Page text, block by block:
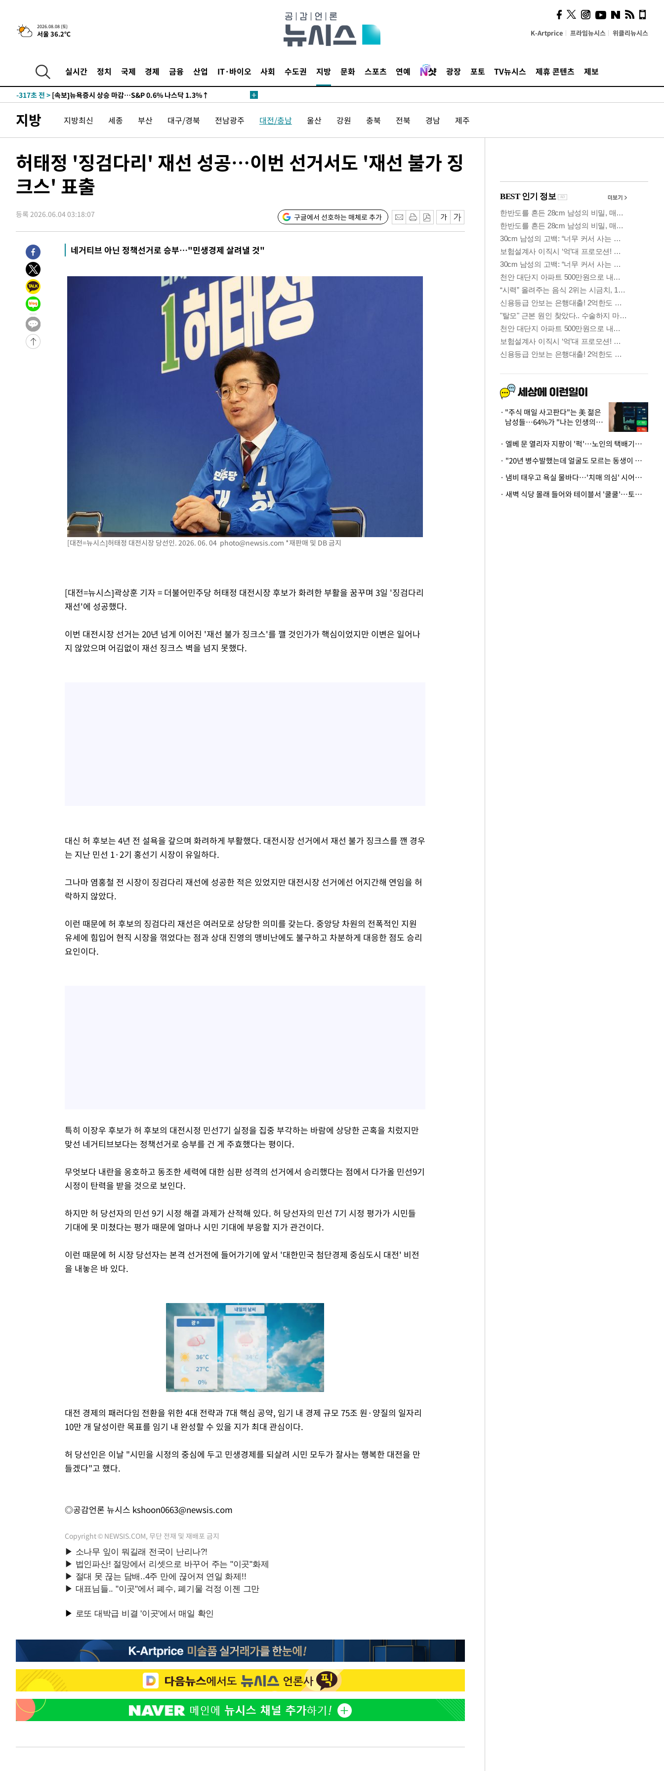
2026.08.08 (토)
서울 36.2℃ K-Artprice 프라임뉴시스 위클리뉴시스
실시간 정치 국제 경제 금융 산업 IT·바이오 사회 수도권 지방 문화 스포츠 연예 광장 포토 TV뉴시스 제휴 콘텐츠 제보
-26808초 전 >여수 오동도 해상서 모터보트 전복…1명 사망·1명 실종
-23035초 전 >극한폭염 한풀 꺾이지만…'낮 최고 35도' 무더위, 열대야 계속[다음
-18570초 전 >
-7191초 전 >
'최고 37도' 폭염 지속…강원동해안 최대 150㎜ 비
-317초 전 > [속보]뉴욕증시 상승 마감…S&P 0.6% 나스닥 1.3%↑
-29918초 전 >
선재도서 해루질 나섰다 실종 60대, 닷새 만에 숨진 채 발견
-23055초 전 >극한폭염 한풀 꺾이지만…'낮 최고 35도' 무더위, 열대야 계속[다음
주 날씨]
축구협회 "압수수색·성접대 논란 사과…쇄신의 기회로 삼겠다"
-18590초 전 >
[속보]'압수수색·성접대 논란' 축구협회 "실망과 걱정 안겨드려 죄
-337초 전 >[속보]뉴욕증시 상승 마감…S&P 0.6% 나스닥 1.3%↑
지방 지방최신 세종 부산 대구/경북 전남광주 대전/충남 울산 강원 충북 전북 경남 제주
허태정 '징검다리' 재선 성공…이번 선거서도 '재선 불가 징
크스' 표출
등록 2026.06.04 03:18:07 구글에서 선호하는 매체로 추가
네거티브 아닌 정책선거로 승부…"민생경제 살려낼 것"
[대전=뉴시스]허태정 대전시장 당선인. 2026. 06. 04 photo@newsis.com *재판매 및 DB 금지
[대전=뉴시스]곽상훈 기자 = 더불어민주당 허태정 대전시장 후보가 화려한 부활을 꿈꾸며 3일 '징검다리
재선'에 성공했다.
이번 대전시장 선거는 20년 넘게 이어진 '재선 불가 징크스'를 깰 것인가가 핵심이었지만 이변은 일어나
지 않았으며 어김없이 재선 징크스 벽을 넘지 못했다.
대신 허 후보는 4년 전 설욕을 갚으며 화려하게 부활했다. 대전시장 선거에서 재선 불가 징크스를 깬 경우
는 지난 민선 1·2기 홍선기 시장이 유일하다.
그나마 염홍철 전 시장이 징검다리 재선에 성공한 적은 있었지만 대전시장 선거에선 어지간해 연임을 허
락하지 않았다.
이런 때문에 허 후보의 징검다리 재선은 여러모로 상당한 의미를 갖는다. 중앙당 차원의 전폭적인 지원
유세에 힘입어 현직 시장을 꺾었다는 점과 상대 진영의 맹비난에도 불구하고 차분하게 대응한 점도 승리
요인이다.
특히 이장우 후보가 허 후보의 대전시정 민선7기 실정을 집중 부각하는 바람에 상당한 곤혹을 치렀지만
맞선 네거티브보다는 정책선거로 승부를 건 게 주효했다는 평이다.
무엇보다 내란을 옹호하고 동조한 세력에 대한 심판 성격의 선거에서 승리했다는 점에서 다가올 민선9기
시정이 탄력을 받을 것으로 보인다.
하지만 허 당선자의 민선 9기 시정 해결 과제가 산적해 있다. 허 당선자의 민선 7기 시정 평가가 시민들
기대에 못 미쳤다는 평가 때문에 얼마나 시민 기대에 부응할 지가 관건이다.
이런 때문에 허 시장 당선자는 본격 선거전에 들어가기에 앞서 '대한민국 첨단경제 중심도시 대전' 비전
을 내놓은 바 있다.
Mute
대전 경제의 패러다임 전환을 위한 4대 전략과 7대 핵심 공약, 임기 내 경제 규모 75조 원·양질의 일자리
10만 개 달성이란 목표를 임기 내 완성할 수 있을 지가 최대 관심이다.
허 당선인은 이날 "시민을 시정의 중심에 두고 민생경제를 되살려 시민 모두가 잘사는 행복한 대전을 만
들겠다"고 했다.
◎공감언론 뉴시스 kshoon0663@newsis.com
Copyright © NEWSIS.COM, 무단 전재 및 재배포 금지
사이 해답 찾았죠"…알을
깨고 나온 '초자아'
"주식 매일 사고판다"는 美 젊은
남성들…64%가 "나는 인생의
· 엘베 문 열리자 지팡이 '퍽'…노인의 택배기사 폭행 이유
· "20년 병수발했는데 얼굴도 모르는 동생이 유산 절반을"…배다른 형제 상속권 있을까
· 냄비 태우고 욕실 물바다…'치매 의심' 시어머니 검사 권유했다가 '날벼락'
· 새벽 식당 몰래 들어와 테이블서 '쿨쿨'…토사물 남기고 사라진 남성